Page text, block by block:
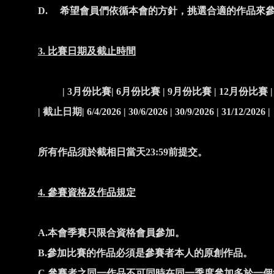
D.
希望會員們依循本會的方針，挑選合適的作品來參
3. 比賽日期及截止時間
| 3月份比賽| 6月份比賽 | 9月份比賽 | 12月份比賽 |
| 截止日期| 6/4/2026 | 30/6/2026 | 30/9/2026 | 31/12/2026 |
所有作品須於截相日當天23:59前提交。
4. 參賽資格及作品規定
A.本會季賽只限合資格會員參加。
B.參加比賽的作品必須是參賽者本人的原創作品。